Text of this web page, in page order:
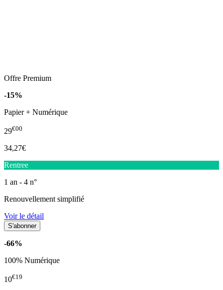
Offre Premium
-15%
Papier + Numérique
29€00
34,27€
Rentree
1 an - 4 n°
Renouvellement simplifié
Voir le détail
-66%
100% Numérique
10€19